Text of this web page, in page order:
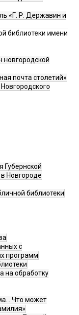
«Г. Р. Державин и
библиотеки имени
новгородской
почта столетий»
Губернской
Новгороде
библиотеки
с
программ
на обработку
Что может